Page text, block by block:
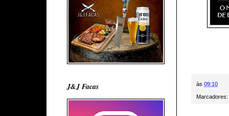
às 09:10
Marcadores:
J&J Facas